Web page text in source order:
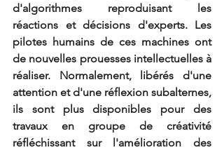
d'algorithmes reproduisant les
réactions et décisions d'experts. Les
pilotes humains de ces machines ont
de nouvelles prouesses intellectuelles à
réaliser. Normalement, libérés d'une
attention et d'une réflexion subalternes,
ils sont plus disponibles pour des
travaux en groupe de créativité
réfléchissant sur l'amélioration des